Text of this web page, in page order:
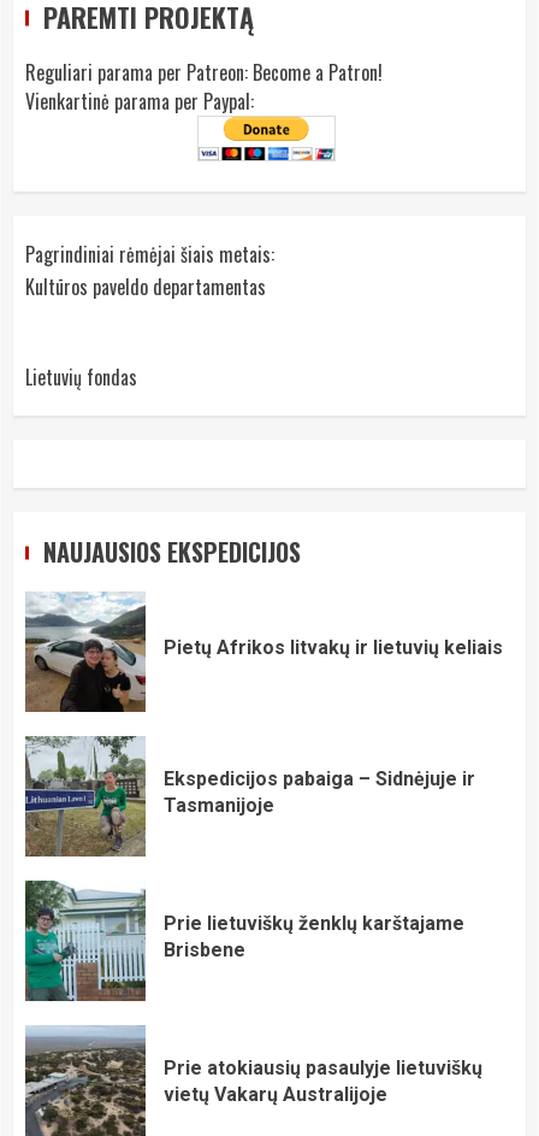
PAREMTI PROJEKTĄ
Reguliari parama per Patreon: Become a Patron!
Vienkartinė parama per Paypal:
Pagrindiniai rėmėjai šiais metais:
Kultūros paveldo departamentas
Lietuvių fondas
NAUJAUSIOS EKSPEDICIJOS
Pietų Afrikos litvakų ir lietuvių keliais
Ekspedicijos pabaiga – Sidnėjuje ir
Tasmanijoje
Prie lietuviškų ženklų karštajame
Brisbene
Prie atokiausių pasaulyje lietuviškų
vietų Vakarų Australijoje